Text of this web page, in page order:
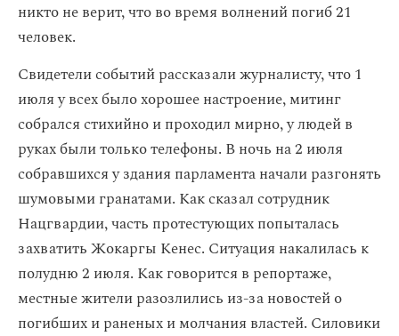
никто не верит, что во время волнений погиб 21
человек.
Свидетели событий рассказали журналисту, что 1
июля у всех было хорошее настроение, митинг
собрался стихийно и проходил мирно, у людей в
руках были только телефоны. В ночь на 2 июля
собравшихся у здания парламента начали разгонять
шумовыми гранатами. Как сказал сотрудник
Нацгвардии, часть протестующих попыталась
захватить Жокаргы Кенес. Ситуация накалилась к
полудню 2 июля. Как говорится в репортаже,
местные жители разозлились из-за новостей о
погибших и раненых и молчания властей. Силовики